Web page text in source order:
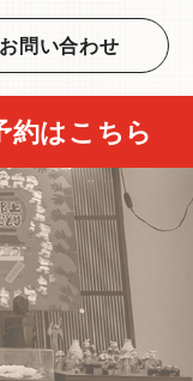
お問い合わせ
約はこちら